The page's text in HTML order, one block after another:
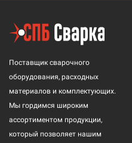
Поставщик сварочного
оборудования, расходных
материалов и комплектующих.
Мы гордимся широким
ассортиментом продукции,
который позволяет нашим